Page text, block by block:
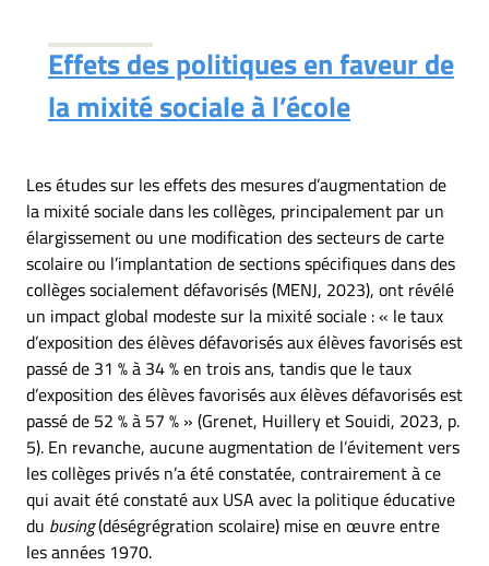
Effets des politiques en faveur de
la mixité sociale à l’école
Les études sur les effets des mesures d’augmentation de
la mixité sociale dans les collèges, principalement par un
élargissement ou une modification des secteurs de carte
scolaire ou l’implantation de sections spécifiques dans des
collèges socialement défavorisés (MENJ, 2023), ont révélé
un impact global modeste sur la mixité sociale : « le taux
d’exposition des élèves défavorisés aux élèves favorisés est
passé de 31 % à 34 % en trois ans, tandis que le taux
d’exposition des élèves favorisés aux élèves défavorisés est
passé de 52 % à 57 % » (Grenet, Huillery et Souidi, 2023, p.
5). En revanche, aucune augmentation de l’évitement vers
les collèges privés n’a été constatée, contrairement à ce
qui avait été constaté aux USA avec la politique éducative
du busing(déségrégration scolaire) mise en œuvre entre
les années 1970.